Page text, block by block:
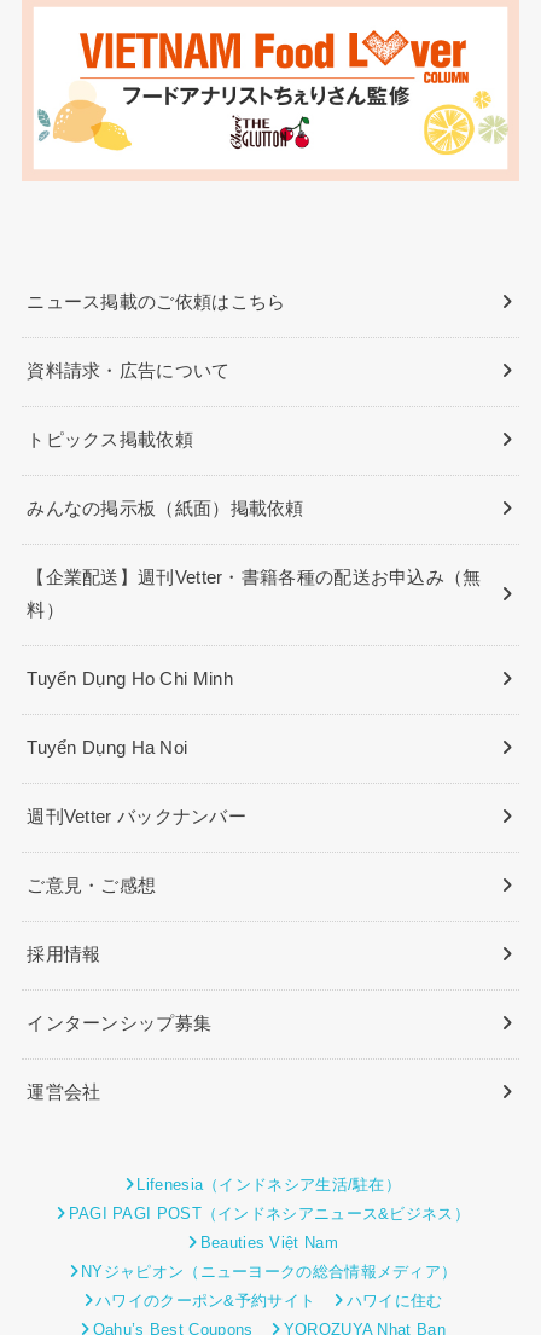
ニュース掲載のご依頼はこちら
資料請求・広告について
トピックス掲載依頼
みんなの掲示板（紙面）掲載依頼
【企業配送】週刊Vetter・書籍各種の配送お申込み（無
料）
Tuyển Dụng Ho Chi Minh
Tuyển Dụng Ha Noi
週刊Vetter バックナンバー
ご意見・ご感想
採用情報
インターンシップ募集
運営会社
Lifenesia（インドネシア生活/駐在）
PAGI PAGI POST（インドネシアニュース&ビジネス）
Beauties Việt Nam
NYジャピオン（ニューヨークの総合情報メディア）
ハワイのクーポン&予約サイト
ハワイに住む
Oahu’s Best Coupons
YOROZUYA Nhat Ban